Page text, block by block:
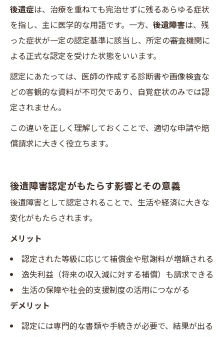
後遺症は、治療を重ねても完治せずに残るあらゆる症状
を指し、主に医学的な用語です。一方、 後遺障害は、残
った症状が一定の認定基準に該当し、所定の審査機関に
よる正式な認定を受けた状態をいいます。
認定にあたっては、医師の作成する診断書や画像検査な
どの客観的な資料が不可欠であり、自覚症状のみでは認
定されません。
この違いを正しく理解しておくことで、適切な申請や賠
償請求に大きく役立ちます。
後遺障害認定がもたらす影響とその意義
後遺障害として認定されることで、生活や経済に大きな
変化がもたらされます。
メリット
認定された等級に応じて補償金や慰謝料が増額される
逸失利益（将来の収入減に対する補償）も請求できる
生活の保障や社会的支援制度の活用につながる
デメリット
認定には専門的な書類や手続きが必要で、結果が出る